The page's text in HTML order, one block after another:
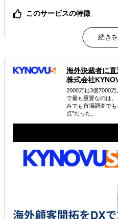
このサービスの特徴
海外ビジネスに関する
海外在住の外国人2,100名
越境EC事業を実施・検討
成功の鍵
属するジャンル
海外市場調査・マーケティング
海外テストマーケティング・簡易
解決できる課題
有効なプロモーション方法を探して
海外決裁者に
株式会社
2000万社3億7000
で最も重要なのは
みでも市場調査で
点”だった。